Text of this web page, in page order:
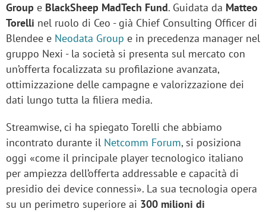
Group e BlackSheep MadTech Fund. Guidata da Matteo
Torelli nel ruolo di Ceo - già Chief Consulting Officer di
Blendee e Neodata Group e in precedenza manager nel
gruppo Nexi - la società si presenta sul mercato con
un’offerta focalizzata su profilazione avanzata,
ottimizzazione delle campagne e valorizzazione dei
dati lungo tutta la filiera media.
Streamwise, ci ha spiegato Torelli che abbiamo
incontrato durante il Netcomm Forum, si posiziona
oggi «come il principale player tecnologico italiano
per ampiezza dell’offerta addressable e capacità di
presidio dei device connessi». La sua tecnologia opera
su un perimetro superiore ai 300 milioni di